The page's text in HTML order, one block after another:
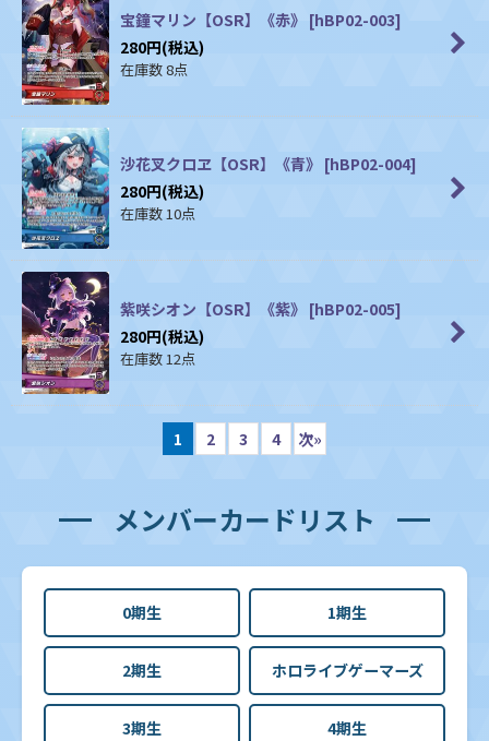
宝鐘マリン【OSR】《赤》 [hBP02-003]
280円(税込)
在庫数 8点
沙花叉クロヱ【OSR】《青》 [hBP02-004]
280円(税込)
在庫数 10点
紫咲シオン【OSR】《紫》 [hBP02-005]
280円(税込)
在庫数 12点
1 2 3 4 次»
メンバーカードリスト
0期生 1期生
2期生 ホロライブゲーマーズ
3期生 4期生